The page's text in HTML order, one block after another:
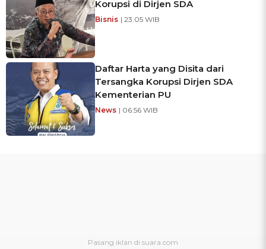
Korupsi di Dirjen SDA
Bisnis | 23:05 WIB
Daftar Harta yang Disita dari
Tersangka Korupsi Dirjen SDA
Kementerian PU
News | 06:56 WIB